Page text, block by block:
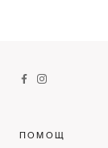
ПОМОЩ